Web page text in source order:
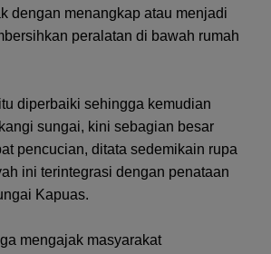
dengan menangkap atau menjadi
peralatan di bawah rumah
diperbaiki sehingga kemudian
sungai, kini sebagian besar
pencucian, ditata sedemikain rupa
ini terintegrasi dengan penataan
Kapuas.
mengajak masyarakat